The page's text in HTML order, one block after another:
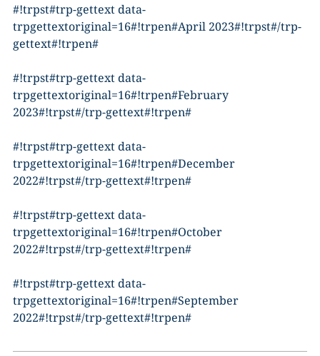
#!trpst#trp-gettext data-
trpgettextoriginal=16#!trpen#April 2023#!trpst#/trp-
gettext#!trpen#
#!trpst#trp-gettext data-
trpgettextoriginal=16#!trpen#February
2023#!trpst#/trp-gettext#!trpen#
#!trpst#trp-gettext data-
trpgettextoriginal=16#!trpen#December
2022#!trpst#/trp-gettext#!trpen#
#!trpst#trp-gettext data-
trpgettextoriginal=16#!trpen#October
2022#!trpst#/trp-gettext#!trpen#
#!trpst#trp-gettext data-
trpgettextoriginal=16#!trpen#September
2022#!trpst#/trp-gettext#!trpen#